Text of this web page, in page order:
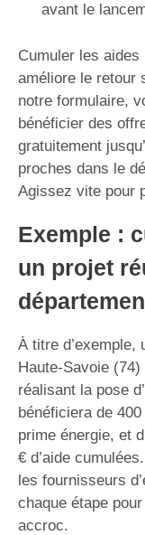
avant le
Cumuler les aides
améliore le retour
notre formulaire,
bénéficier des
gratuitement
proches dans le
Agissez vite pour
Exemple :
un projet
À titre d’exemple,
Haute-Savoie
réalisant la pose
bénéficiera de
prime énergie, et
€ d’aide
les fournisseurs
chaque étape
accroc.